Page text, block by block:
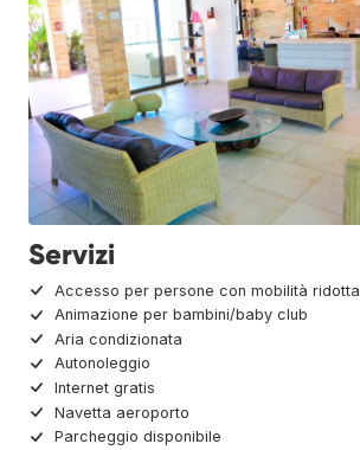
Servizi
Accesso per persone con mobilità ridotta
Animazione per bambini/baby club
Aria condizionata
Autonoleggio
Internet gratis
Navetta aeroporto
Parcheggio disponibile